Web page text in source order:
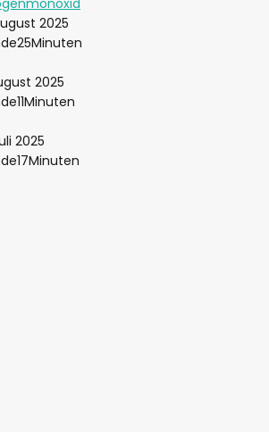
2025
2025
2025